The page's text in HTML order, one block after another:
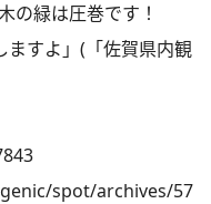
の緑は圧巻です！
すよ」(「佐賀県内観
spot/archives/57